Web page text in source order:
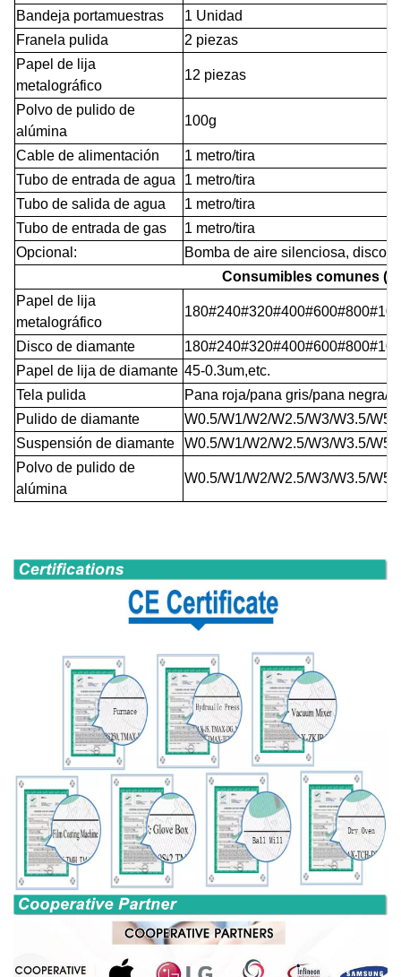
Bandeja portamuestras 1 Unidad
Franela pulida
2 piezas
Papel de lija
metalográfico
12 piezas
Polvo de pulido de
alúmina
100g
Cable de alimentación
1 metro/tira
Tubo de entrada de agua
1 metro/tira
Tubo de salida de agua
1 metro/tira
Tubo de entrada de gas
1 metro/tira
Opcional:
Bomba de aire silenciosa, disco
Consumibles comunes
Papel de lija
metalográfico
Disco de diamante
Papel de lija de diamante 45-0.3um,etc.
Tela pulida
Pana roja/pana gris/pana negra/
Pulido de diamante
W0.5/W1/W2/W2.5/W3/W3.5/W5/
Suspensión de diamante
W0.5/W1/W2/W2.5/W3/W3.5/W5/
Polvo de pulido de
alúmina
W0.5/W1/W2/W2.5/W3/W3.5/W5/